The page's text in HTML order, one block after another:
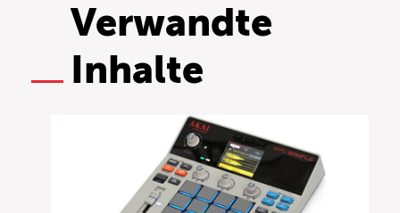
Verwandte
Inhalte